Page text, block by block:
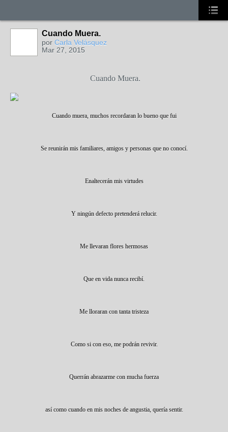
Cuando Muera.
por Carla Velásquez
Mar 27, 2015
Cuando Muera.
Cuando muera, muchos recordaran lo bueno que fui
Se reunirán mis familiares, amigos y personas que no conocí.
Enaltecerán mis virtudes
Y ningún defecto pretenderá relucir.
Me llevaran flores hermosas
Que en vida nunca recibí.
Me lloraran con tanta tristeza
Como si con eso, me podrán revivir.
Querrán abrazarme con mucha fuerza
así como cuando en mis noches de angustia, quería sentir.